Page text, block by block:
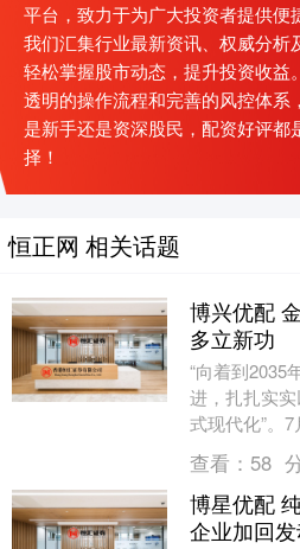
平台，致力于为广大投资者提供便
我们汇集行业最新资讯、权威分析
轻松掌握股市动态，提升投资收益
透明的操作流程和完善的风控体系
是新手还是资深股民，配资好评
择！
恒正网 相关话题
博兴优配
多立新功
“向着到2035
进，扎扎实
式现代化”。
科学技术奖
科学技....
查看： 58
博星优配
企业加回